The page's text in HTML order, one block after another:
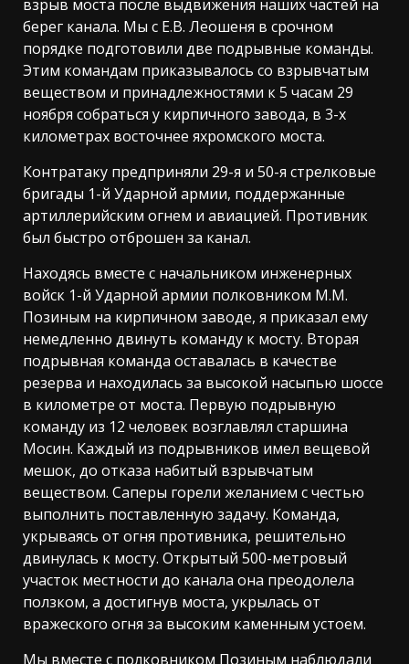
взрыв моста после выдвижения наших частей на
берег канала. Мы с Е.В. Леошеня в срочном
порядке подготовили две подрывные команды.
Этим командам приказывалось со взрывчатым
веществом и принадлежностями к 5 часам 29
ноября собраться у кирпичного завода, в 3-х
километрах восточнее яхромского моста.
Контратаку предприняли 29-я и 50-я стрелковые
бригады 1-й Ударной армии, поддержанные
артиллерийским огнем и авиацией. Противник
был быстро отброшен за канал.
Находясь вместе с начальником инженерных
войск 1-й Ударной армии полковником М.М.
Позиным на кирпичном заводе, я приказал ему
немедленно двинуть команду к мосту. Вторая
подрывная команда оставалась в качестве
резерва и находилась за высокой насыпью шоссе
в километре от моста. Первую подрывную
команду из 12 человек возглавлял старшина
Мосин. Каждый из подрывников имел вещевой
мешок, до отказа набитый взрывчатым
веществом. Саперы горели желанием с честью
выполнить поставленную задачу. Команда,
укрываясь от огня противника, решительно
двинулась к мосту. Открытый 500-метровый
участок местности до канала она преодолела
ползком, а достигнув моста, укрылась от
вражеского огня за высоким каменным устоем.
Мы вместе с полковником Позиным наблюдали